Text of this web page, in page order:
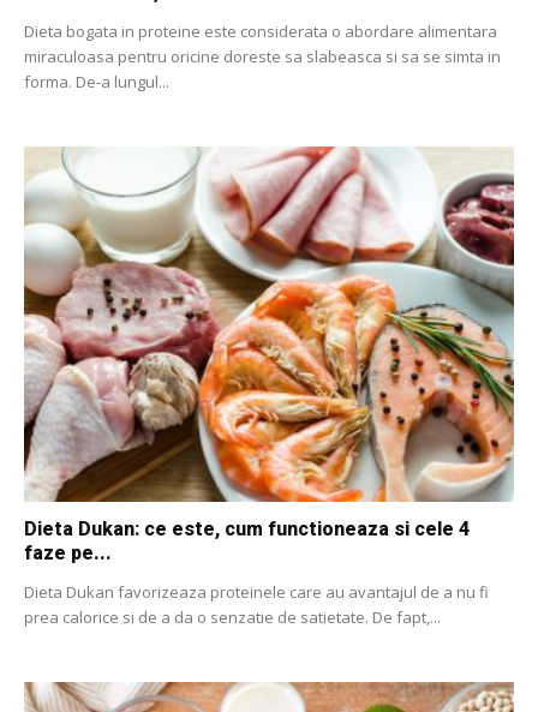
Dieta bogata in proteine ​​este considerata o abordare alimentara
miraculoasa pentru oricine doreste sa slabeasca si sa se simta in
forma. De-a lungul...
Dieta Dukan: ce este, cum functioneaza si cele 4
faze pe...
Dieta Dukan favorizeaza proteinele care au avantajul de a nu fi
prea calorice si de a da o senzatie de satietate. De fapt,...